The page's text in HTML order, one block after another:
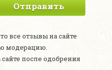
Отправить
все отзывы на сайте
модерацию.
после одобрения